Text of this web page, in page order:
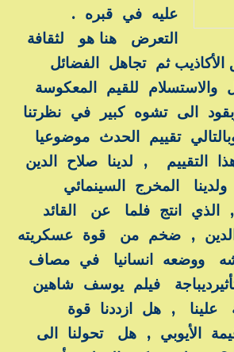
عليه في قبره .
التعرض هنا هو لثقافة
ثم تجاهل الفضائل
والاستسلام للقيم المعكوسة
الى تشوه كبير في نظرتنا
تقييم الحدث موضوعيا
التقييم , لدينا صلاح الدين
المخرج السينمائي
انتج فلما عن القائد
الدين , ضخم من قوة عسكريته
ووضعه انسانيا في مصاف
تأثيرديباجة فيلم يوسف شاهين
علينا , هل ازددنا قوة
الأيوبي , هل تحولنا الى